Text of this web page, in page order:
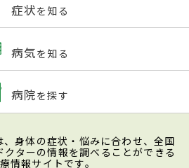
症状を知る
病気を知る
病院を探す
、身体の症状・悩みに合わせ、全国
ターの情報を調べることができる
情報サイトです。